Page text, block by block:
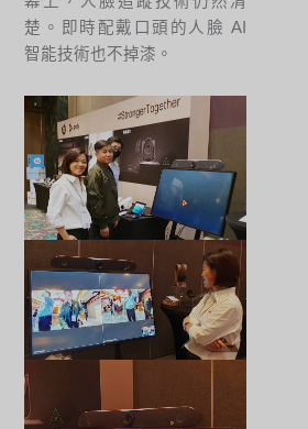
楚。即時配戴口頭的人臉 AI
智能技術也不掉漆。